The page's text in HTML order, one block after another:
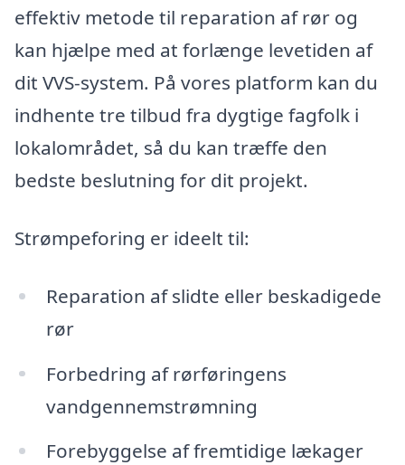
effektiv metode til reparation af rør og
kan hjælpe med at forlænge levetiden af
dit VVS-system. På vores platform kan du
indhente tre tilbud fra dygtige fagfolk i
lokalområdet, så du kan træffe den
bedste beslutning for dit projekt.
Strømpeforing er ideelt til:
Reparation af slidte eller beskadigede
rør
Forbedring af rørføringens
vandgennemstrømning
Forebyggelse af fremtidige lækager